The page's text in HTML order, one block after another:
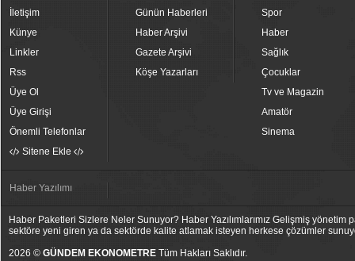
İletişim
Künye
Linkler
Rss
Üye Ol
Üye Girişi
Önemli Telefonlar
Sitene Ekle
Günün Haberleri
Haber Arşivi
Gazete Arşivi
Köşe Yazarları
Spor
Haber
Sağlık
Çocuklar
Tv ve Magazin
Amatör
Sinema
Haber Yazılımı
Haber Paketleri Sizlere Neler Sunuyor? Haber Yazılımlarımız Gelişmiş
sektöre yeni giren ya da sektörde kalite atlamak isteyen herkese çözümler
2026 © GÜNDEM EKONOMETRE Tüm Hakları Saklıdır.